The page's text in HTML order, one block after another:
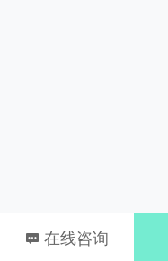
在线咨询